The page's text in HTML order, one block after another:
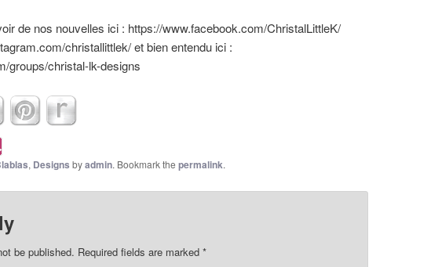
de nos nouvelles ici : https://www.facebook.com/ChristalLittleK/
christallittlek/ et bien entendu ici :
groups/christal-lk-designs
, Designs byadmin. Bookmark the permalink.
be published. Required fields are marked *